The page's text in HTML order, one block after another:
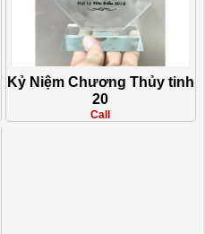
Kỷ Niệm Chương Thủy tinh
20
Call